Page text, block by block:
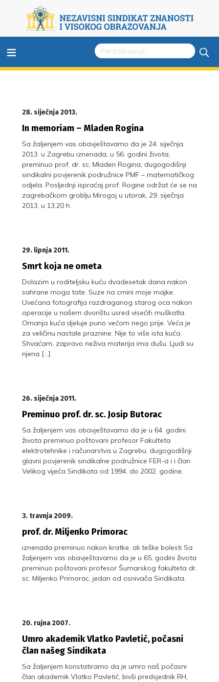
≡
28. siječnja 2013.
In memoriam – Mladen Rogina
Sa žaljenjem vas obavještavamo da je 24. siječnja
2013. u Zagrebu iznenada, u 56. godini života,
preminuo prof. dr. sc. Mladen Rogina, dugogodišnji
sindikalni povjerenik podružnice PMF – matematičkog
odjela. Posljednji ispraćaj prof. Rogine održat će se na
zagrebačkom groblju Mirogoj u utorak, 29. siječnja
2013. u 13.20 h.
29. lipnja 2011.
Smrt koja ne ometa
Dolazim u roditeljsku kuću dvadesetak dana nakon
sahrane moga tate. Suze na crnini moje majke.
Uvećana fotografija razdraganog starog oca nakon
operacije u našem dvorištu usred visećih muškatla.
Omanja kuća djeluje puno većom nego prije. Veća je
za veličinu nastale praznine. Nije to više ista kuća.
Shvaćam, zapravo neživa materija ima dušu. Ljudi su
njena […]
26. siječnja 2011.
Preminuo prof. dr. sc. Josip Butorac
Sa žaljenjem vas obavještavamo da je u 64. godini
života preminuo poštovani profesor Fakulteta
elektrotehnike i računarstva u Zagrebu, dugogodišnji
glavni povjerenik sindikalne podružnice FER-a i i član
Velikog vijeća Sindikata od 1994. do 2002. godine.
3. travnja 2009.
prof. dr. Miljenko Primorac
iznenada preminuo nakon kratke, ali teške bolesti Sa
žaljenjem vas obavještavamo da je u 65. godini života
preminuo poštovani profesor Šumarskog fakulteta dr.
sc. Miljenko Primorac, jedan od osnivača Sindikata.
20. rujna 2007.
Umro akademik Vlatko Pavletić, počasni
član našeg Sindikata
Sa žaljenjem konstatiramo da je umro naš počasni
član akademik Vlatko Pavletić, bivši predsjednik RH,